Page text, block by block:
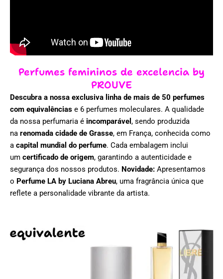
Perfumes femininos de excelencia by
PROUVE
Descubra a nossa exclusiva linha de mais de 50 perfumes
com equivalências e 6 perfumes moleculares. A qualidade
da nossa perfumaria é incomparável , sendo produzida
na renomada cidade de Grasse, em França, conhecida como
a capital mundial do perfume. Cada embalagem inclui
um certificado de origem, garantindo a autenticidade e
segurança dos nossos produtos. Novidade: Apresentamos
o Perfume LA by Luciana Abreu, uma fragrância única que
reflete a personalidade vibrante da artista.